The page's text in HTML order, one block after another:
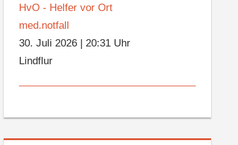
HvO - Helfer vor Ort
med.notfall
30. Juli 2026 |20:31 Uhr
Lindflur